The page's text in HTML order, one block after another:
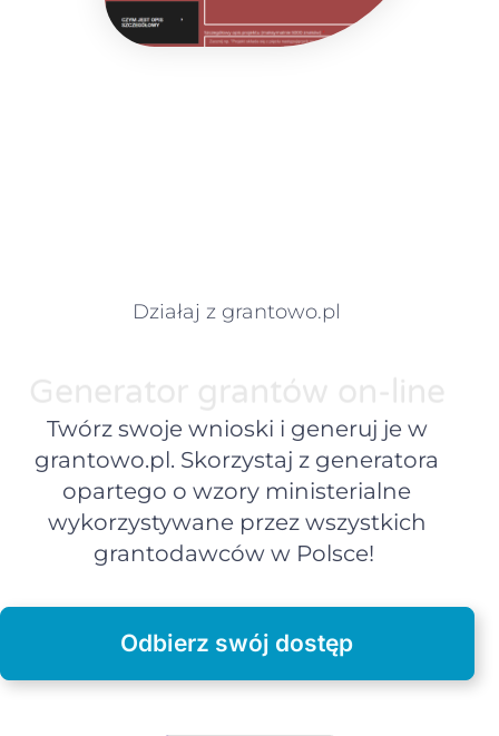
Działaj z grantowo.pl
Twórz swoje wnioski i generuj je w
grantowo.pl. Skorzystaj z generatora
opartego o wzory ministerialne
wykorzystywane przez wszystkich
grantodawców w Polsce!
Odbierz swój dostęp